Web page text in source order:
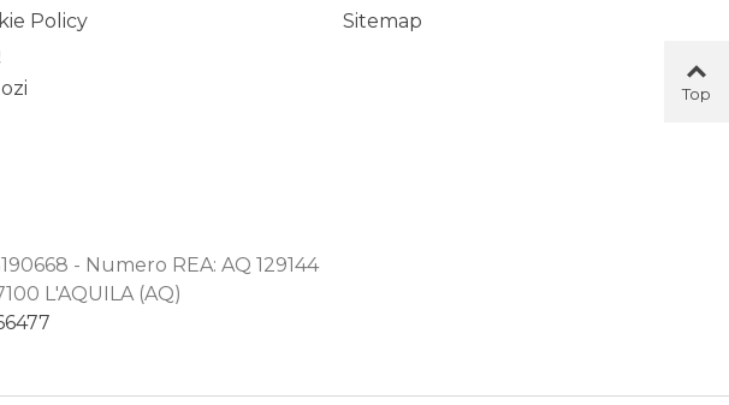
Policy
Sitemap
- Numero REA: AQ 129144
L'AQUILA (AQ)
Top